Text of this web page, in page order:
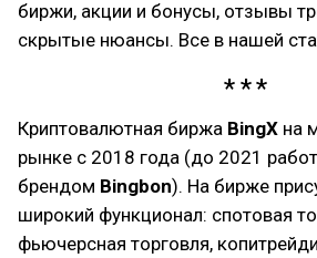
биржи, акции и бонусы, отзывы
скрытые нюансы. Все в нашей
Криптовалютная биржа BingX на
рынке c 2018 года (до 2021
брендом Bingbon). На бирже
широкий функционал: спотовая
фьючерсная торговля,